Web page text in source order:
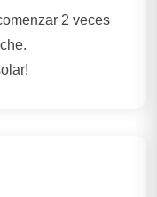
2 veces